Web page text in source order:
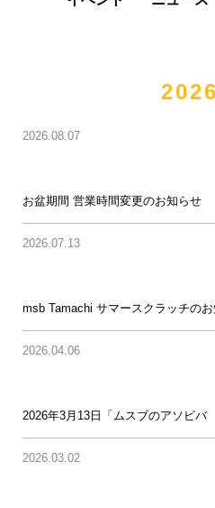
2026.08.07
お盆期間 営業時間変更のお知らせ
2026.07.13
msb Tamachi サマースクラッチの
2026.04.06
2026年3月13日「ムスブのアソビ
2026.03.02